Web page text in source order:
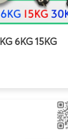
nghiêm
6KG 15KG